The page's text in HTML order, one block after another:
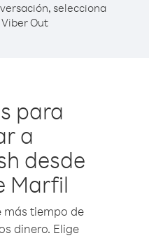
selecciona
Out
para
a
desde
Marfil
más tiempo de
dinero. Elige